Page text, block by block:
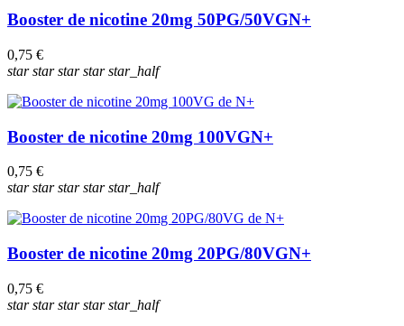
Booster de nicotine 20mg 50PG/50VGN+
0,75 €
starstarstarstarstar_half
Booster de nicotine 20mg 100VGN+
0,75 €
starstarstarstarstar_half
Booster de nicotine 20mg 20PG/80VGN+
0,75 €
starstarstarstarstar_half